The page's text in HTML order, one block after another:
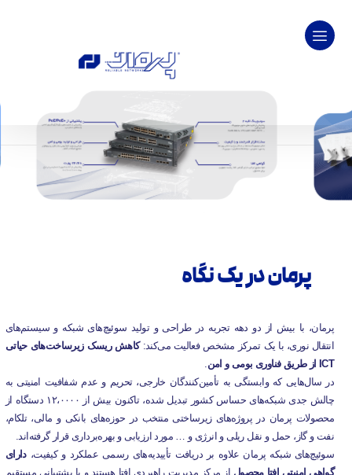
پرمان در یک نگاه
پرمان، با بیش از دو دهه تجربه در طراحی و تولید سوئیچ‌های شبکه و سیستم‌های
انتقال نوری، با یک تمرکز مشخص فعالیت می‌کند:کاهش ریسک زیرساخت‌های حیاتی
ICT از طریق فناوری بومی و امن
در سال‌هایی که وابستگی به تأمین‌کنندگان خارجی، تحریم و عدم شفافیت امنیتی به
چالش جدی شبکه‌های حساس کشور تبدیل شده، تاکنون بیش از ۱۲،۰۰۰۰ دستگاه از
محصولات پرمان در پروژه‌های زیرساختی منتخب در حوزه‌های بانکی و مالی، تلکام،
نفت و گاز، حمل و نقل ریلی و انرژی و … مورد ارزیابی و بهره‌برداری قرار گرفته‌اند.
سوئیچ‌های شبکه پرمان علاوه بر دریافت تأییدیه‌های رسمی عملکرد و کیفیت،دارای
گواهی امنیتی افتا محصول از مرکز مدیریت راهبردی افتا هستند و با پشتیبانی مستقیم